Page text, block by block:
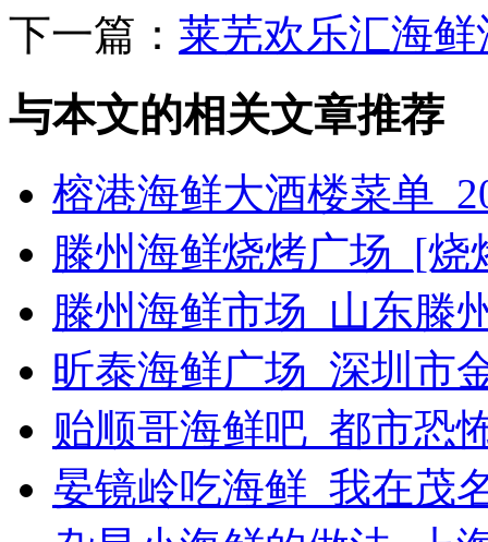
下一篇： 莱芜欢乐汇海
与本文的相关文章推荐
榕港海鲜大酒楼菜单
滕州海鲜烧烤广场_[
滕州海鲜市场_山东滕
昕泰海鲜广场_深圳市
贻顺哥海鲜吧_都市恐
晏镜岭吃海鲜_我在茂